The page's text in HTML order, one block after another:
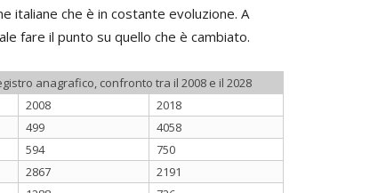
italiane che è in costante evoluzione. A
fare il punto su quello che è cambiato.
anagrafico, confronto tra il 2008 e il 2028
2008
2018
499
4058
594
750
2867
2191